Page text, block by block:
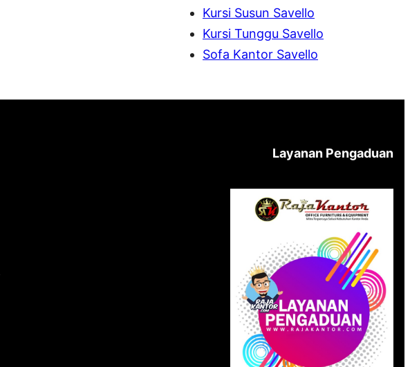
Kursi Susun Savello
Kursi Tunggu Savello
Sofa Kantor Savello
Layanan Pengaduan